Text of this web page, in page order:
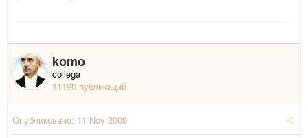
komo
collega
11190 публикаций
Опубликовано: 11 Nov 2009